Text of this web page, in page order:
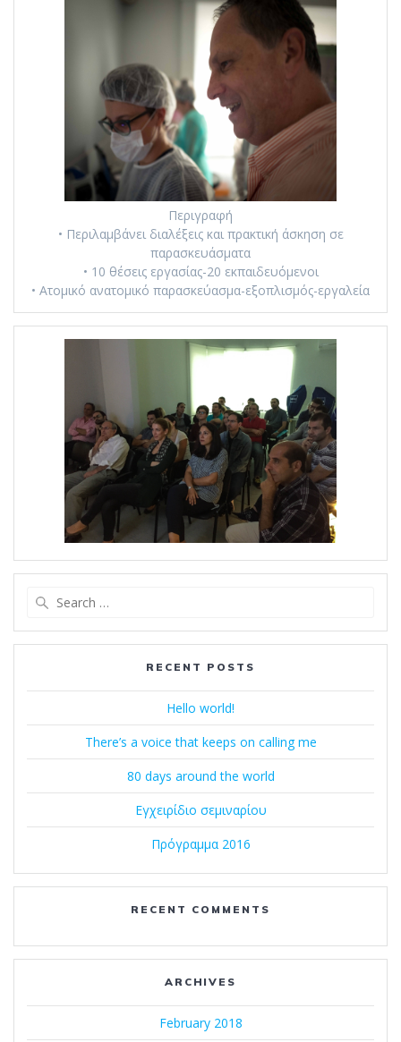
Περιγραφή
• Περιλαμβάνει διαλέξεις και πρακτική άσκηση σε
παρασκευάσματα
• 10 θέσεις εργασίας-20 εκπαιδευόμενοι
• Ατομικό ανατομικό παρασκεύασμα-εξοπλισμός-εργαλεία
RECENT POSTS
Hello world!
There’s a voice that keeps on calling me
80 days around the world
Εγχειρίδιο σεμιναρίου
Πρόγραμμα 2016
RECENT COMMENTS
ARCHIVES
February 2018